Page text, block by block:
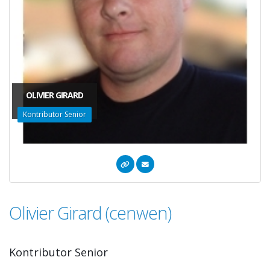
OLIVIER GIRARD
Kontributor Senior
Olivier Girard (cenwen)
Kontributor Senior